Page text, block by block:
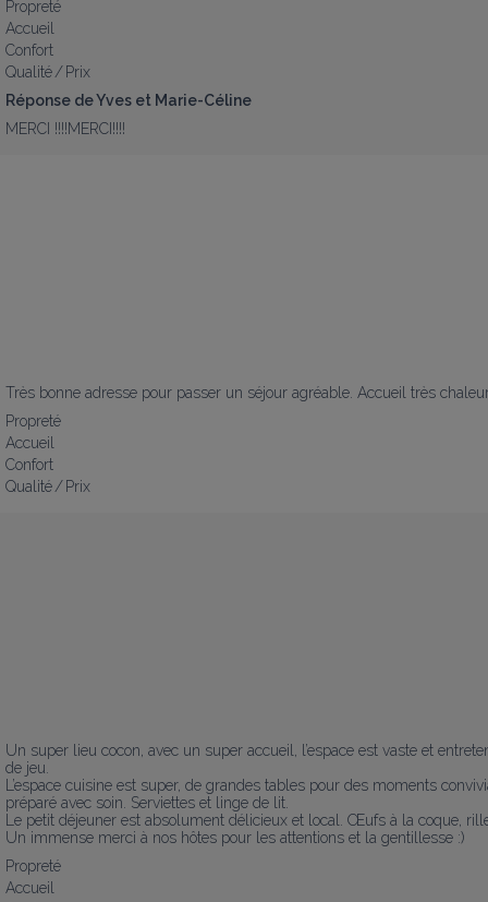
Propreté
Accueil
Confort
Qualité / Prix
Réponse de Yves et Marie-Céline
MERCI !!!!MERCI!!!!
Très bonne adresse pour passer un séjour agréable. Accueil très
Propreté
Accueil
Confort
Qualité / Prix
Un super lieu cocon, avec un super accueil, l’espace est vaste et
de jeu.
L’espace cuisine est super, de grandes tables pour des moments
préparé avec soin. Serviettes et linge de lit.
Le petit déjeuner est absolument délicieux et local. Œufs à la coque,
Un immense merci à nos hôtes pour les attentions et la gentillesse :)
Propreté
Accueil